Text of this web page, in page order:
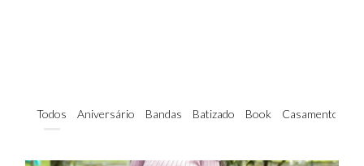
Todos Aniversário Bandas Batizado Book Casamentos